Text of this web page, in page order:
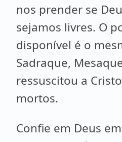
nos prender se
sejamos livres. O
disponível é o
Sadraque,
ressuscitou a
mortos.
Confie em Deus